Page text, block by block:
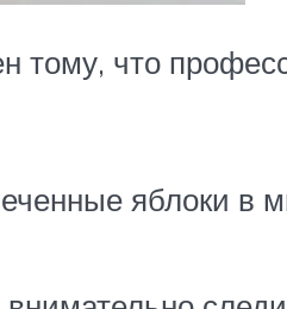
тому, что
яблоки в